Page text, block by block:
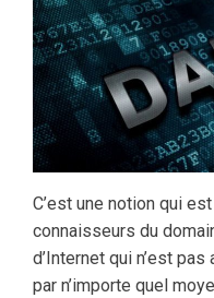
C’est une notion qui
connaisseurs du
d’Internet qui n’est
par n’importe quel